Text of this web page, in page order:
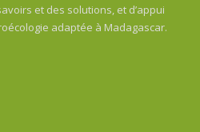
et des solutions, et d’appui
adaptée à Madagascar.